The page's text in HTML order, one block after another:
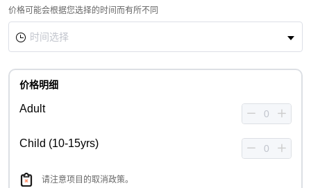
价格可能会根据您选择的时间而有所不同
价格明细
Adult
Child (10-15yrs)
请注意项目的取消政策。